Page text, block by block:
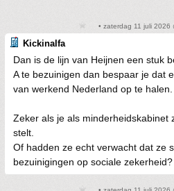
• zaterdag 11 juli 2026
Kickinalfa
Dan is de lijn van Heijnen een stuk
A te bezuinigen dan bespaar je dat
van werkend Nederland op te halen.
Zeker als je als minderheidskabinet
stelt.
Of hadden ze echt verwacht dat ze
bezuinigingen op sociale zekerheid?